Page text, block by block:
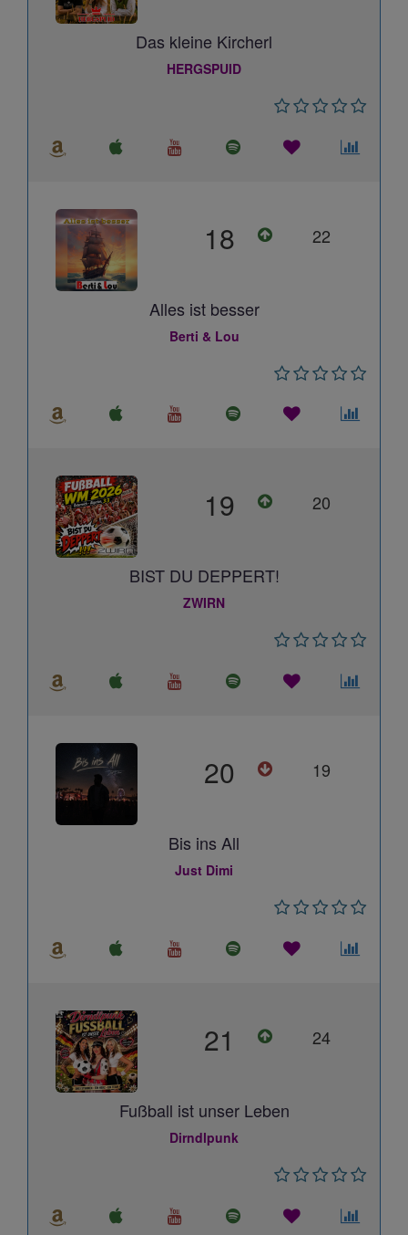
Das kleine Kircherl
HERGSPUID
18 22
Alles ist besser
Berti & Lou
19 20
BIST DU DEPPERT!
ZWIRN
20 19
Bis ins All
Just Dimi
21 24
Fußball ist unser Leben
Dirndlpunk